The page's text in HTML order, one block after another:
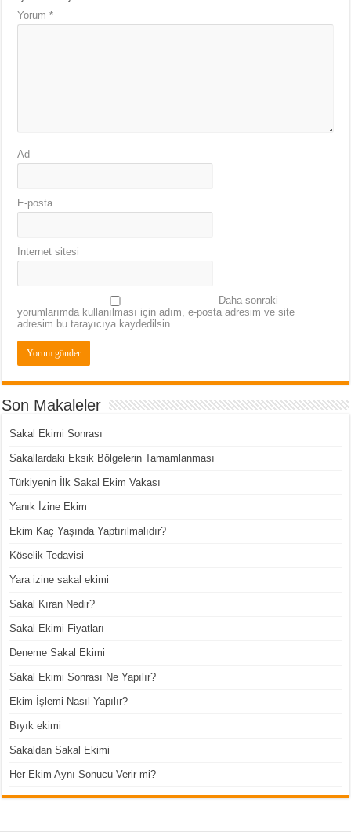
Yorum*
Ad
E-posta
İnternet sitesi
Daha sonraki
yorumlarımda kullanılması için adım, e-posta adresim ve site
adresim bu tarayıcıya kaydedilsin.
Son Makaleler
Sakal Ekimi Sonrası
Sakallardaki Eksik Bölgelerin Tamamlanması
Türkiyenin İlk Sakal Ekim Vakası
Yanık İzine Ekim
Ekim Kaç Yaşında Yaptırılmalıdır?
Köselik Tedavisi
Yara izine sakal ekimi
Sakal Kıran Nedir?
Sakal Ekimi Fiyatları
Deneme Sakal Ekimi
Sakal Ekimi Sonrası Ne Yapılır?
Ekim İşlemi Nasıl Yapılır?
Bıyık ekimi
Sakaldan Sakal Ekimi
Her Ekim Aynı Sonucu Verir mi?